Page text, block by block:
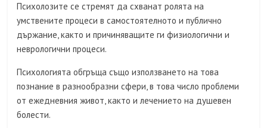
Психолозите се стремят да схванат ролята на
умствените процеси в самостоятелното и публично
държание, както и причиняващите ги физиологични и
неврологични процеси.
Психологията обгръща също използването на това
познание в разнообразни сфери, в това число проблеми
от ежедневния живот, както и лечението на душевен
болести.